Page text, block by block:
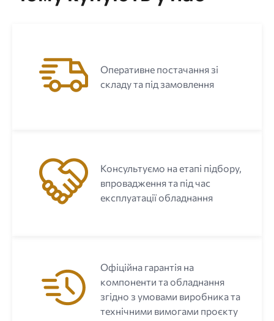
Оперативне постачання зі
складу та під замовлення
Консультуємо на етапі підбору,
впровадження та під час
експлуатації обладнання
Офіційна гарантія на
компоненти та обладнання
згідно з умовами виробника та
технічними вимогами проєкту